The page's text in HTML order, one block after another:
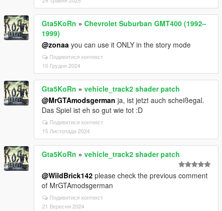
Gta5KoRn » Chevrolet Suburban GMT400 (1992–
1999)
@zonaa you can use it ONLY in the story mode
Подивитися контекст
10 Грудня 2024
Gta5KoRn » vehicle_track2 shader patch
@MrGTAmodsgerman ja, ist jetzt auch scheißegal.
Das Spiel ist eh so gut wie tot :D
Подивитися контекст
15 Листопада 2024
Gta5KoRn » vehicle_track2 shader patch
@WildBrick142 please check the previous comment
of MrGTAmodsgerman
Подивитися контекст
21 Вересня 2024